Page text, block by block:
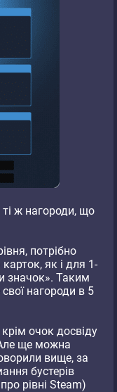
ж нагороди, що
потрібно
як і для 1-
значок». Таким
нагороди в 5
очок досвіду
ще можна
вище, за
бустерів
рівні Steam)